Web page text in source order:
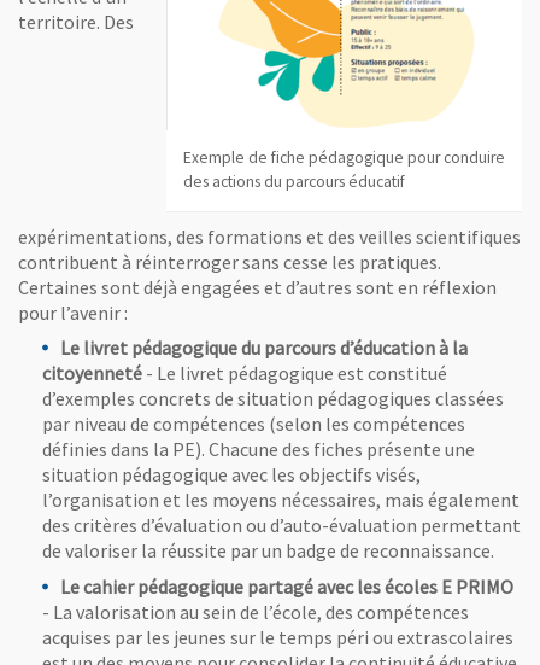
Exemple de fiche pédagogique pour conduire
des actions du parcours éducatif
Exemple de fiche pédagogique pour conduire des actions du parcours
, Ouvre une nouvelle fenêtre
E Primo le Cahier pédagogique des badges
territoire. Des
expérimentations, des formations et des veilles scientifiques
contribuent à réinterroger sans cesse les pratiques.
Certaines sont déjà engagées et d’autres sont en réflexion
pour l’avenir :
Le livret pédagogique du parcours d’éducation à la
citoyenneté - Le livret pédagogique est constitué
d’exemples concrets de situation pédagogiques classées
par niveau de compétences (selon les compétences
définies dans la PE). Chacune des fiches présente une
situation pédagogique avec les objectifs visés,
l’organisation et les moyens nécessaires, mais également
des critères d’évaluation ou d’auto-évaluation permettant
de valoriser la réussite par un badge de reconnaissance.
Le cahier pédagogique partagé avec les écoles E PRIMO
- La valorisation au sein de l’école, des compétences
acquises par les jeunes sur le temps péri ou extrascolaires